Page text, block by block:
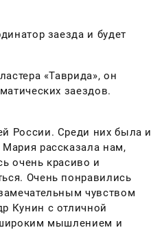
заезда и будет
«Таврида», он
заездов.
России. Среди них была и
рассказала нам,
очень красиво и
Очень понравились
чувством
Кунин с отличной
мышлением и